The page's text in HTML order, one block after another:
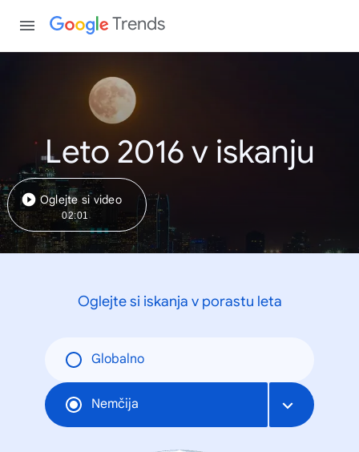
Trends
Leto 2016 v iskanju
Oglejte si video
02:01
Oglejte si iskanja v porastu leta
Globalno
Nemčija